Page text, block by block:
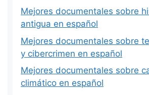
Mejores documentales sobre
antigua en español
Mejores documentales sobre
y cibercrimen en español
Mejores documentales sobre
climático en español